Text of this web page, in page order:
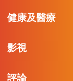
健康及醫療
影視
評論